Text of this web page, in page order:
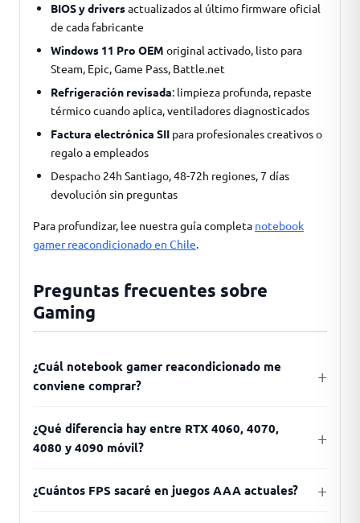
BIOS y driversactualizados al último firmware oficial
de cada fabricante
Windows 11 Pro OEM original activado, listo para
Steam, Epic, Game Pass, Battle.net
Refrigeración revisada: limpieza profunda, repaste
térmico cuando aplica, ventiladores diagnosticados
Factura electrónica SII para profesionales creativos o
regalo a empleados
Despacho 24h Santiago, 48-72h regiones, 7 días
devolución sin preguntas
Para profundizar, lee nuestra guía completa notebook
gamer reacondicionado en Chile.
Preguntas frecuentes sobre
Gaming
¿Cuál notebook gamer reacondicionado me
conviene comprar?
¿Qué diferencia hay entre RTX 4060, 4070,
4080 y 4090 móvil?
¿Cuántos FPS sacaré en juegos AAA actuales?